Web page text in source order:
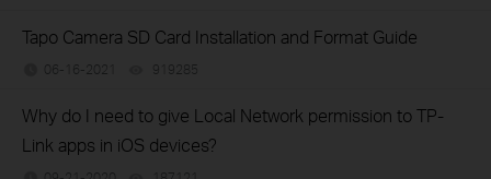
Tapo Camera SD Card Installation and Format Guide
06-16-2021 919285
Why do I need to give Local Network permission to TP-
Link apps in iOS devices?